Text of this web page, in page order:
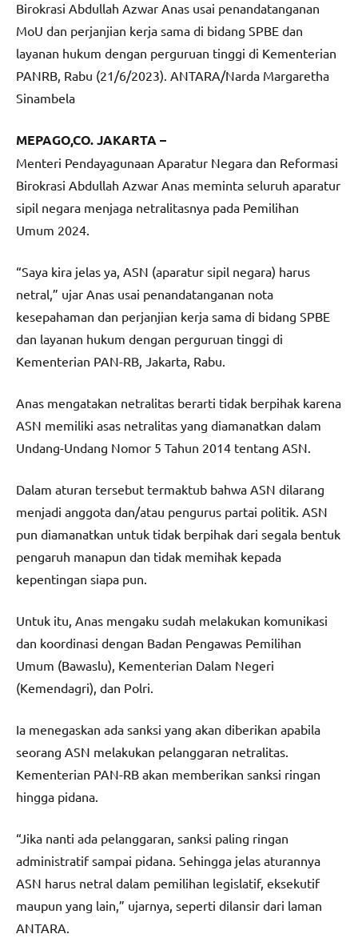
Birokrasi Abdullah Azwar Anas usai penandatanganan
MoU dan perjanjian kerja sama di bidang SPBE dan
layanan hukum dengan perguruan tinggi di Kementerian
PANRB, Rabu (21/6/2023). ANTARA/Narda Margaretha
Sinambela
MEPAGO,CO. JAKARTA –
Menteri Pendayagunaan Aparatur Negara dan Reformasi
Birokrasi Abdullah Azwar Anas meminta seluruh aparatur
sipil negara menjaga netralitasnya pada Pemilihan
Umum 2024.
“Saya kira jelas ya, ASN (aparatur sipil negara) harus
netral,” ujar Anas usai penandatanganan nota
kesepahaman dan perjanjian kerja sama di bidang SPBE
dan layanan hukum dengan perguruan tinggi di
Kementerian PAN-RB, Jakarta, Rabu.
Anas mengatakan netralitas berarti tidak berpihak karena
ASN memiliki asas netralitas yang diamanatkan dalam
Undang-Undang Nomor 5 Tahun 2014 tentang ASN.
Dalam aturan tersebut termaktub bahwa ASN dilarang
menjadi anggota dan/atau pengurus partai politik. ASN
pun diamanatkan untuk tidak berpihak dari segala bentuk
pengaruh manapun dan tidak memihak kepada
kepentingan siapa pun.
Untuk itu, Anas mengaku sudah melakukan komunikasi
dan koordinasi dengan Badan Pengawas Pemilihan
Umum (Bawaslu), Kementerian Dalam Negeri
(Kemendagri), dan Polri.
Ia menegaskan ada sanksi yang akan diberikan apabila
seorang ASN melakukan pelanggaran netralitas.
Kementerian PAN-RB akan memberikan sanksi ringan
hingga pidana.
“Jika nanti ada pelanggaran, sanksi paling ringan
administratif sampai pidana. Sehingga jelas aturannya
ASN harus netral dalam pemilihan legislatif, eksekutif
maupun yang lain,” ujarnya, seperti dilansir dari laman
ANTARA.